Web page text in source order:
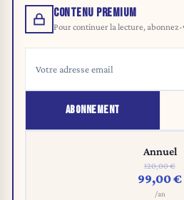
CONTENU PREMIUM
Pour continuer la lecture,
ABONNEMENT
Annuel
120,00 €
99,00 €
/an